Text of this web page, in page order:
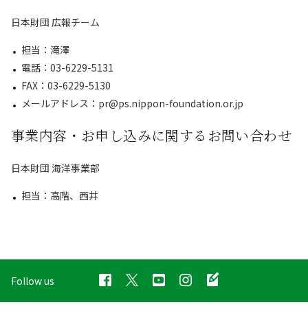
日本財団 広報チーム
担当：滝澤
電話：03-6229-5131
FAX：03-6229-5130
メールアドレス：pr@ps.nippon-foundation.or.jp
事業内容・お申し込みに関するお問い合わせ
日本財団 海洋事業部
担当：高階、西井
Follow us